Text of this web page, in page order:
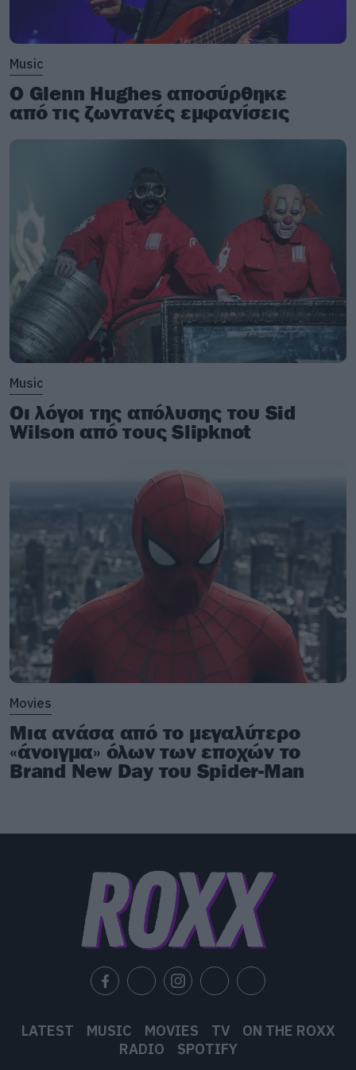
Music
Ο Glenn Hughes αποσύρθηκε
από τις ζωντανές εμφανίσεις
Music
Οι λόγοι της απόλυσης του Sid
Wilson από τους Slipknot
Movies
Μια ανάσα από το μεγαλύτερο
«άνοιγμα» όλων των εποχών το
Brand New Day του Spider-Man
LATEST MUSIC MOVIES TV
ON THE ROXX
RADIO
SPOTIFY